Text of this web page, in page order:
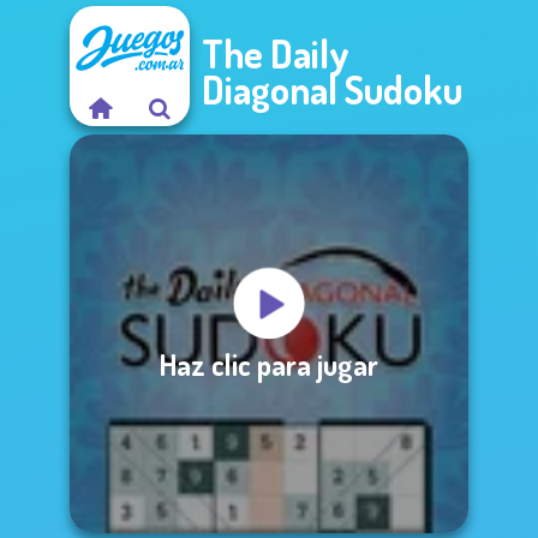
The Daily
Diagonal Sudoku
Haz clic para jugar